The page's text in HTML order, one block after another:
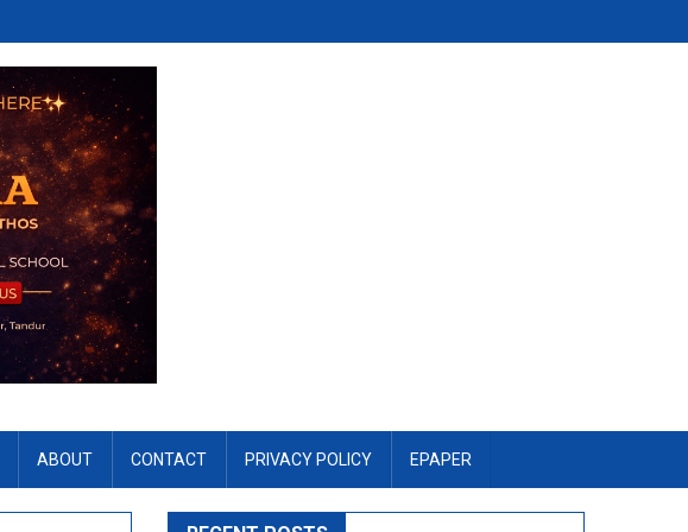
ABOUT CONTACT PRIVACY POLICY EPAPER